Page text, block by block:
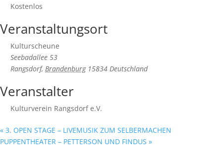
Kostenlos
Veranstaltungsort
Kulturscheune
Seebadallee 53
Rangsdorf, Brandenburg 15834 Deutschland
Veranstalter
Kulturverein Rangsdorf e.V.
« 3. OPEN STAGE – LIVEMUSIK ZUM SELBERMACHEN
PUPPENTHEATER – PETTERSON UND FINDUS »